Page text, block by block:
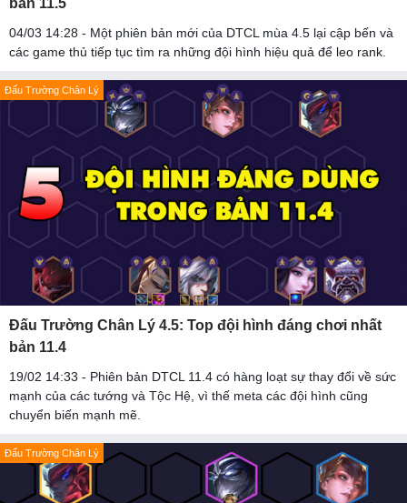
04/03 14:28 - Một phiên bản mới của DTCL mùa 4.5 lại cập bến và
các game thủ tiếp tục tìm ra những đội hình hiệu quả để leo rank.
Đấu Trường Chân Lý
Đấu Trường Chân Lý 4.5: Top đội hình đáng chơi nhất
bản 11.4
19/02 14:33 - Phiên bản DTCL 11.4 có hàng loạt sự thay đổi về sức
mạnh của các tướng và Tộc Hệ, vì thế meta các đội hình cũng
chuyển biến mạnh mẽ.
Đấu Trường Chân Lý